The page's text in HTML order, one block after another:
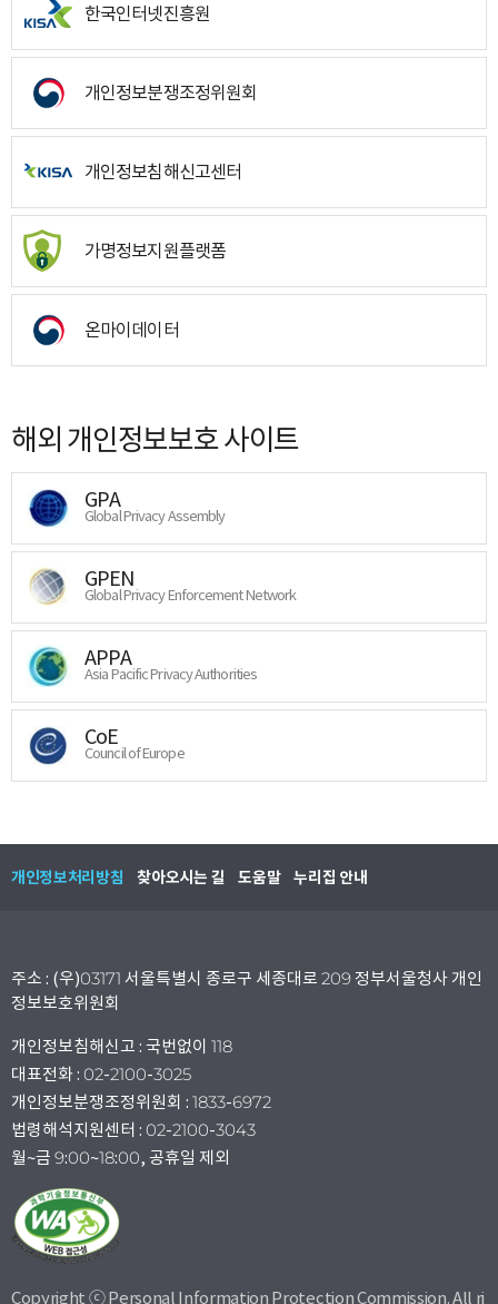
한국인터넷진흥원
개인정보분쟁조정위원회
개인정보침해신고센터
가명정보지원플랫폼
온마이데이터
해외 개인정보보호 사이트
GPA
Global Privacy Assembly
GPEN
Global Privacy Enforcement Network
APPA
Asia Pacific Privacy Authorities
CoE
Council of Europe
개인정보처리방침 찾아오시는 길 도움말 누리집 안내
주소 : (우)03171 서울특별시 종로구 세종대로 209 정부서울청사 개인
정보보호위원회
개인정보침해신고 : 국번없이 118
대표전화 : 02-2100-3025
개인정보분쟁조정위원회 : 1833-6972
법령해석지원센터 : 02-2100-3043
월~금 9:00~18:00, 공휴일 제외
Copyright ⓒ Personal Information Protection Commission. All ri